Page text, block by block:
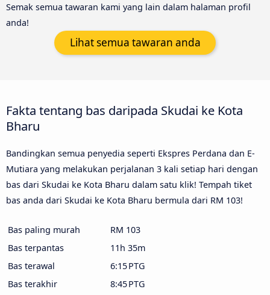
Semak semua tawaran kami yang lain dalam halaman profil
anda!
Lihat semua tawaran anda
Fakta tentang bas daripada Skudai ke Kota
Bharu
Bandingkan semua penyedia seperti Ekspres Perdana dan E-
Mutiara yang melakukan perjalanan 3 kali setiap hari dengan
bas dari Skudai ke Kota Bharu dalam satu klik! Tempah tiket
bas anda dari Skudai ke Kota Bharu bermula dari RM 103!
Bas paling murah
RM 103
Bas terpantas
11h 35m
Bas terawal
6:15 PTG
Bas terakhir
8:45 PTG